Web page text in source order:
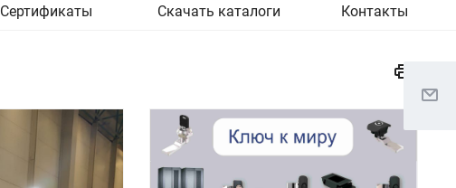
Сертификаты Скачать каталоги Контакты